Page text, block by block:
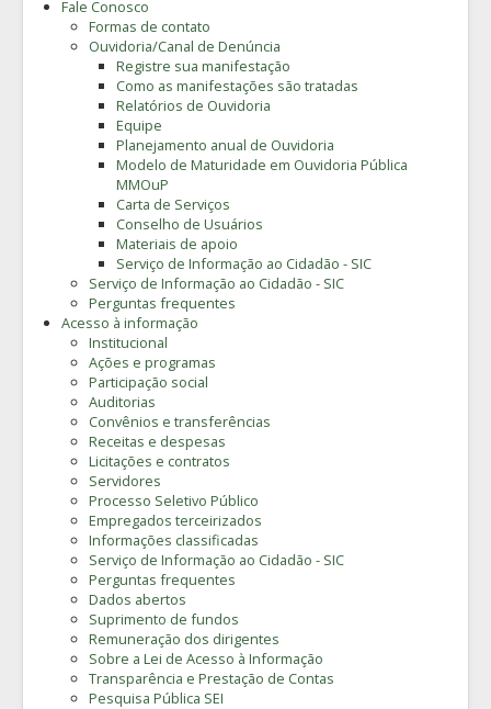
Fale Conosco
Formas de contato
Ouvidoria/Canal de Denúncia
Registre sua manifestação
Como as manifestações são tratadas
Relatórios de Ouvidoria
Equipe
Planejamento anual de Ouvidoria
Modelo de Maturidade em Ouvidoria Pública
MMOuP
Carta de Serviços
Conselho de Usuários
Materiais de apoio
Serviço de Informação ao Cidadão - SIC
Serviço de Informação ao Cidadão - SIC
Perguntas frequentes
Acesso à informação
Institucional
Ações e programas
Participação social
Auditorias
Convênios e transferências
Receitas e despesas
Licitações e contratos
Servidores
Processo Seletivo Público
Empregados terceirizados
Informações classificadas
Serviço de Informação ao Cidadão - SIC
Perguntas frequentes
Dados abertos
Suprimento de fundos
Remuneração dos dirigentes
Sobre a Lei de Acesso à Informação
Transparência e Prestação de Contas
Pesquisa Pública SEI